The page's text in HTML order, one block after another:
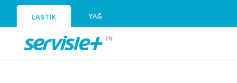
LASTİK YAĞ
TR